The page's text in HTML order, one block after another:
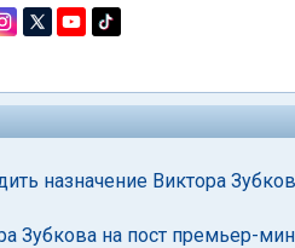
назначение Виктора
Зубкова на пост премьер-